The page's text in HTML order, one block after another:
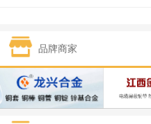
1#锡 434,000—436,000
1#镍
1#白银 15,100—15,110
品牌商家